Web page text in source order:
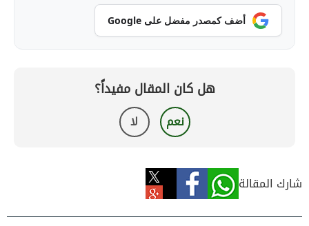
أضف كمصدر مفضل على Google
هل كان المقال مفيداً؟
نعم لا
شارك المقالة